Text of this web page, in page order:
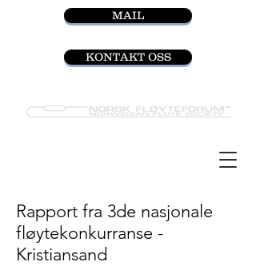
MAIL
KONTAKT OSS
Rapport fra 3de nasjonale
fløytekonkurranse -
Kristiansand